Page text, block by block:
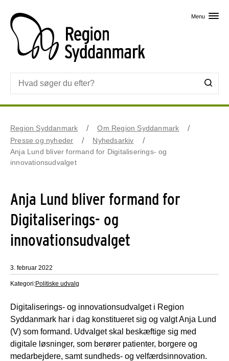
Menu
Region Syddanmark
Om Region Syddanmark
Presse og nyheder
Nyhedsarkiv
Anja Lund bliver formand for Digitaliserings- og
innovationsudvalget
Anja Lund bliver formand for
Digitaliserings- og
innovationsudvalget
3. februar 2022
Kategori:Politiske udvalg
Digitaliserings- og innovationsudvalget i Region
Syddanmark har i dag konstitueret sig og valgt Anja Lund
(V) som formand. Udvalget skal beskæftige sig med
digitale løsninger, som berører patienter, borgere og
medarbejdere, samt sundheds- og velfærdsinnovation.